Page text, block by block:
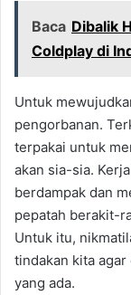
Baca Dibalik
Coldplay di
Untuk
pengorbanan.
terpakai untuk
akan sia-sia.
berdampak dan
pepatah berakit-
Untuk itu,
tindakan kita
yang ada.